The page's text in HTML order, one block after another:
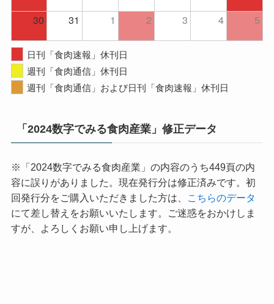
30
31 1 2 3 4 5
日刊「食肉速報」休刊日
週刊「食肉通信」休刊日
週刊「食肉通信」および日刊「食肉速報」休刊日
「2024数字でみる食肉産業」修正データ
※「2024数字でみる食肉産業」の内容のうち449頁の内
容に誤りがありました。現在発行分は修正済みです。初
回発行分をご購入いただきました方は、
こちらのデータ
にて差し替えをお願いいたします。ご迷惑をおかけしま
すが、よろしくお願い申し上げます。